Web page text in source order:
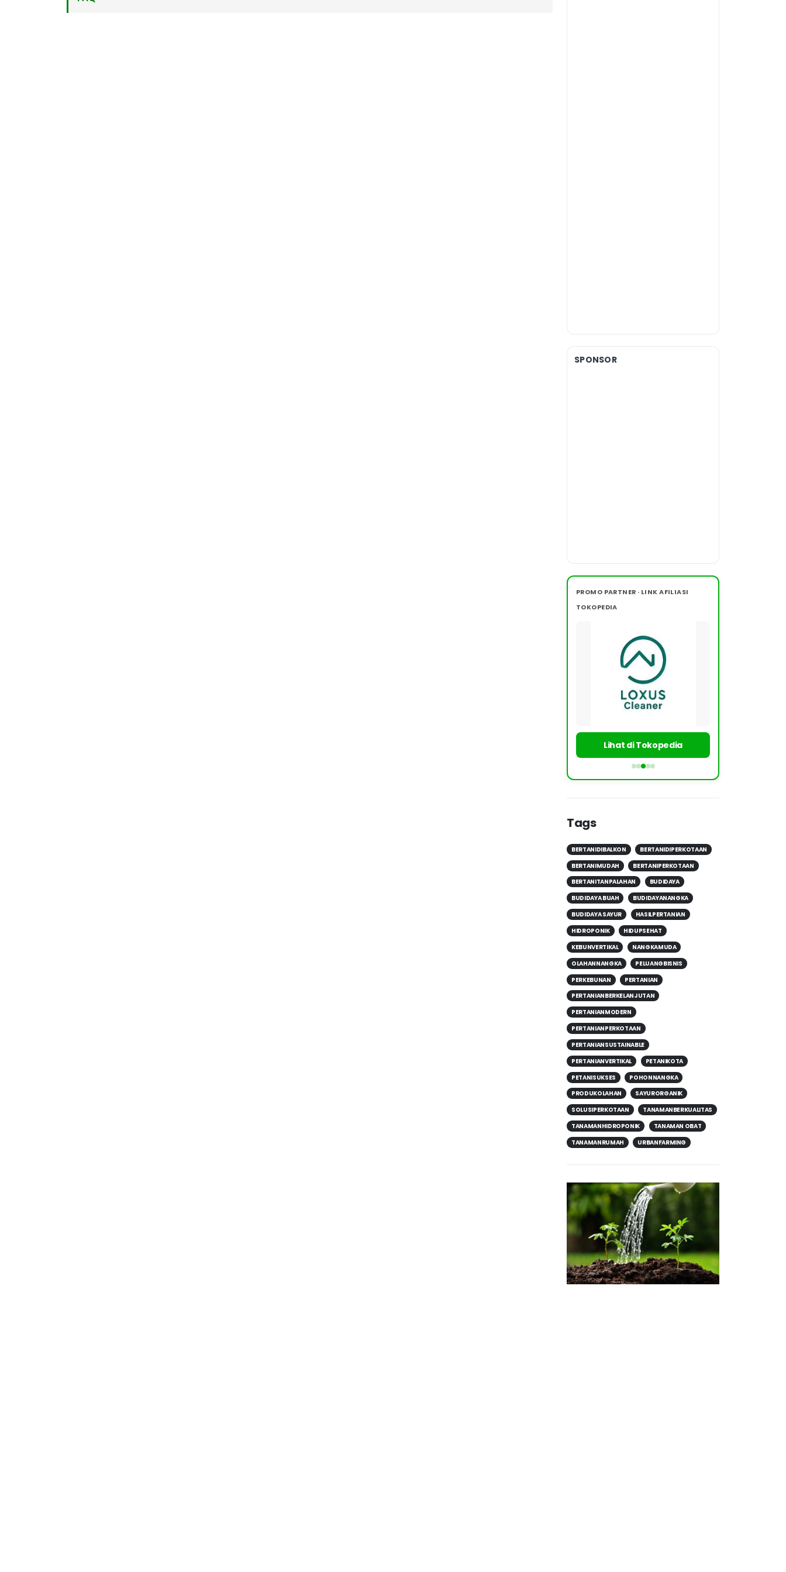
SPONSOR
PROMO PARTNER · LINK AFILIASI
TOKOPEDIA
Lihat di Tokopedia
Tags
BERTANIDIBALKON
BERTANIDIPERKOTAAN
BERTANIMUDAH
BERTANIPERKOTAAN
BERTANITANPALAHAN
BUDIDAYA
BUDIDAYA BUAH
BUDIDAYANANGKA
BUDIDAYA SAYUR
HASILPERTANIAN
HIDROPONIK
HIDUPSEHAT
KEBUNVERTIKAL
NANGKAMUDA
OLAHANNANGKA
PELUANGBISNIS
PERKEBUNAN
PERTANIAN
PERTANIANBERKELANJUTAN
PERTANIANMODERN
PERTANIANPERKOTAAN
PERTANIANSUSTAINABLE
PERTANIANVERTIKAL
PETANIKOTA
PETANISUKSES
POHONNANGKA
PRODUKOLAHAN
SAYURORGANIK
SOLUSIPERKOTAAN
TANAMANBERKUALITAS
TANAMANHIDROPONIK
TANAMAN OBAT
TANAMANRUMAH
URBANFARMING